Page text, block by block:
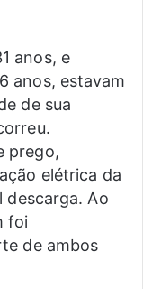
anos, e
anos, estavam
de sua
prego,
elétrica da
descarga. Ao
foi
de ambos